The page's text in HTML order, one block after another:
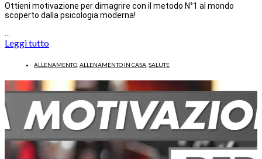
Ottieni motivazione per dimagrire con il metodo N°1 al mondo
scoperto dalla psicologia moderna!
Leggi tutto
ALLENAMENTO ALLENAMENTO IN CASA SALUTE